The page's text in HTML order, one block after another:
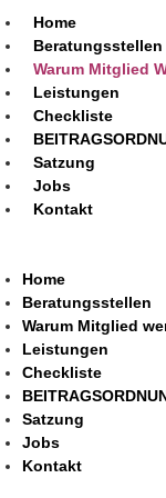
Home
Beratungsstellen
Warum Mitglied
Leistungen
Checkliste
Satzung
Jobs
Kontakt
Home
Beratungsstellen
Warum Mitglied
Leistungen
Checkliste
Satzung
Jobs
Kontakt